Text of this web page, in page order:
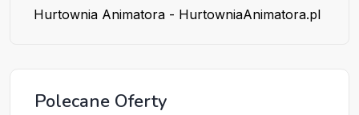
Hurtownia Animatora - HurtowniaAnimatora.pl
Polecane Oferty